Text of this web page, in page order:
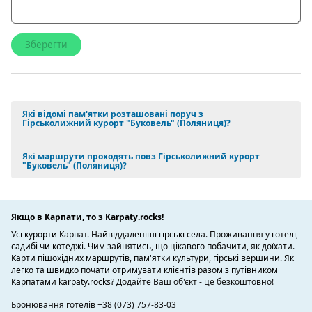
Постійними партнерами школи є: Міністерство освіти і
Всі інструктори школи пройшли навчання згідно
міжнародним стандартам підготовки інструкторів з
Велопарк
Буковель. Парк обладнаний трасами для різних дисциплін
гірського велоспорту (маунтінбайкінг MTB): Cross-Country,
DownHill.
Довжина трас для велопрогулянок — 46,7 км, довжина трас
для швидкісного спуску — 4,7 км. Байк Парк пропонує 10
маршрутів різного рівня складності та протяжності — від
оглядових трас до DownHill і SuperD. За сезон парк відвідує
понад 6000 туристів. Велопарк є організатором та
Які відомі пам'ятки розташовані поруч з
Гірськолижний курорт "Буковель" (Поляниця)?
Які маршрути проходять повз Гірськолижний курорт
"Буковель" (Поляниця)?
Якщо в Карпати, то з Karpaty.rocks!
Усі курорти Карпат. Найвіддаленіші гірські села. Проживання у готелі,
садибі чи котеджі. Чим зайнятись, що цікавого побачити, як доїхати.
Карти пішохідних маршрутів, пам'ятки культури, гірські вершини. Як
легко та швидко почати отримувати клієнтів разом з путівником
Карпатами karpaty.rocks?Додайте Ваш об'єкт - це безкоштовно!
Бронювання готелів +38 (073) 757-83-03